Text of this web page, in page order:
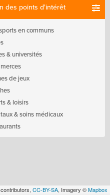
des points d'intérêt
en communs
& universités
de jeux
& loisirs
& soins médicaux
contributors, CC-BY-SA, Imagery ©Mapbox